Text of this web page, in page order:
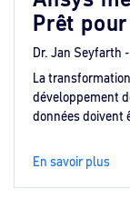
Prêt
Dr. Jan Seyfarth -
La
développement
données doivent
En savoir plus